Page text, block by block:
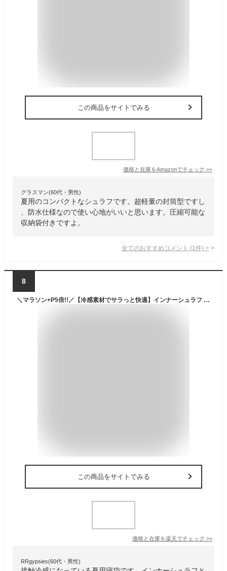
この商品をサイトでみる
価格と在庫をAmazonでチェック >>
グラスマン(60代・男性)
夏用のコンパクトなシュラフです。超軽量の封筒型ですし
、防水仕様なので使い心地がいいと思います。圧縮可能な
収納袋付きですよ。
全てのおすすめコメント (1 件) >
8
＼マラソン+P5倍!!／【冷感素材でサラっと快適】インナーシュラフ 軽量 冷感 インナーシーツ 登山 トラベルシーツ 寝袋 コンパクト キャンプ 車中泊 山小屋 防災 旅行 アウトドア 速乾 夏 夏用寝袋 夏用シュラフ シュラフ 夏用 寝袋 マミー型 シュラフライナー OUTBEAR
この商品をサイトでみる
価格と在庫を楽天でチェック >>
RRgypsies(60代・男性)